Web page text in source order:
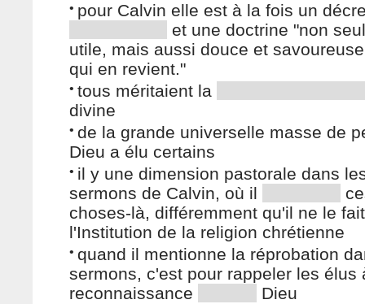
• pour Calvin elle est à la fois un
et une doctrine "non
utile, mais aussi douce et
qui en revient."
• tous méritaient la
divine
• de la grande universelle masse de
Dieu a élu certains
• il y une dimension pastorale dans
sermons de Calvin, où il
choses-là, différemment qu'il ne le
l'Institution de la religion chrétienne
• quand il mentionne la réprobation
sermons, c'est pour rappeler les élus
reconnaissance
Dieu